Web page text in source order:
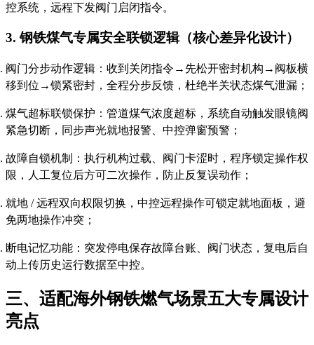
控系统，远程下发阀门启闭指令。
3. 钢铁煤气专属安全联锁逻辑（核心差异化设计）
阀门分步动作逻辑：收到关闭指令→先松开密封机构→阀板横
移到位→锁紧密封，全程分步反馈，杜绝半关状态煤气泄漏；
煤气超标联锁保护：管道煤气浓度超标，系统自动触发眼镜阀
紧急切断，同步声光就地报警、中控弹窗预警；
故障自锁机制：执行机构过载、阀门卡涩时，程序锁定操作权
限，人工复位后方可二次操作，防止反复误动作；
就地 / 远程双向权限切换，中控远程操作可锁定就地面板，避
免两地操作冲突；
断电记忆功能：突发停电保存故障台账、阀门状态，复电后自
动上传历史运行数据至中控。
三、适配海外钢铁燃气场景五大专属设计
亮点